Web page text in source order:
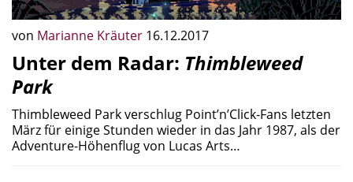
von Marianne Kräuter 16.12.2017
Unter dem Radar: Thimbleweed
Park
Thimbleweed Park verschlug Point’n’Click-Fans letzten
März für einige Stunden wieder in das Jahr 1987, als der
Adventure-Höhenflug von Lucas Arts…